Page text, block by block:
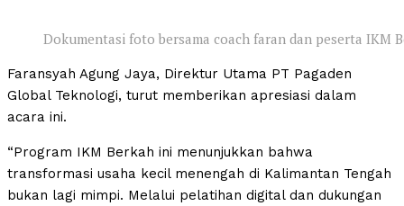
Dokumentasi foto bersama coach faran dan peserta IKM
Faransyah Agung Jaya, Direktur Utama PT Pagaden
Global Teknologi, turut memberikan apresiasi dalam
acara ini.
“Program IKM Berkah ini menunjukkan bahwa
transformasi usaha kecil menengah di Kalimantan Tengah
bukan lagi mimpi. Melalui pelatihan digital dan dukungan